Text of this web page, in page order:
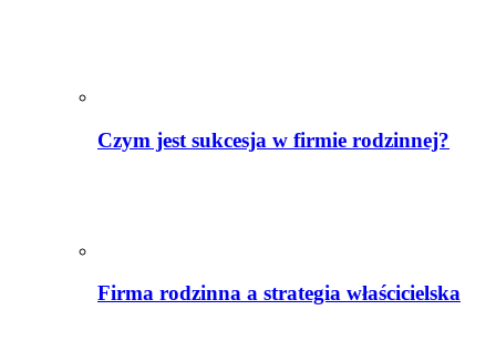
Czym jest sukcesja w firmie rodzinnej?
Firma rodzinna a strategia właścicielska